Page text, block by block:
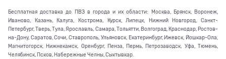
Бесплатная доставка до ПВЗ в города и их области: Москва, Брянск, Воронеж,
Иваново, Казань, Калуга, Кострома, Курск, Липецк, Нижний Новгород, Санкт-
Петербург, Тверь, Тула, Ярославль, Самара, Тольятти, Волгоград, Краснодар, Ростов-
на-Дону, Саратов, Сочи, Ставрополь, Ульяновск, Екатеринбург, Ижевск, Йошкар-Ола,
Магнитогорск, Нижнекамск, Оренбург, Пенза, Пермь, Петрозаводск, Уфа, Тюмень,
Челябинск, Псков, Набережные Челны, Сыктывкар.